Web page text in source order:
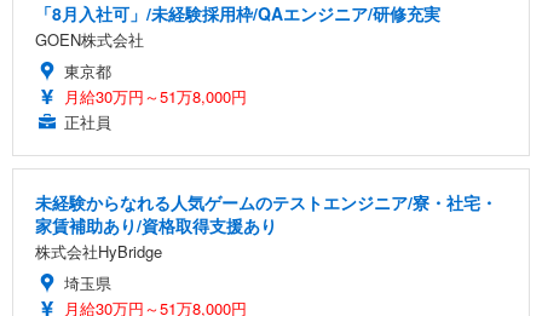
「8月入社可」/未経験採用枠/QAエンジニア/研修充実
GOEN株式会社
東京都
月給30万円～51万8,000円
正社員
未経験からなれる人気ゲームのテストエンジニア/寮・社宅・
家賃補助あり/資格取得支援あり
株式会社HyBridge
埼玉県
月給30万円～51万8,000円